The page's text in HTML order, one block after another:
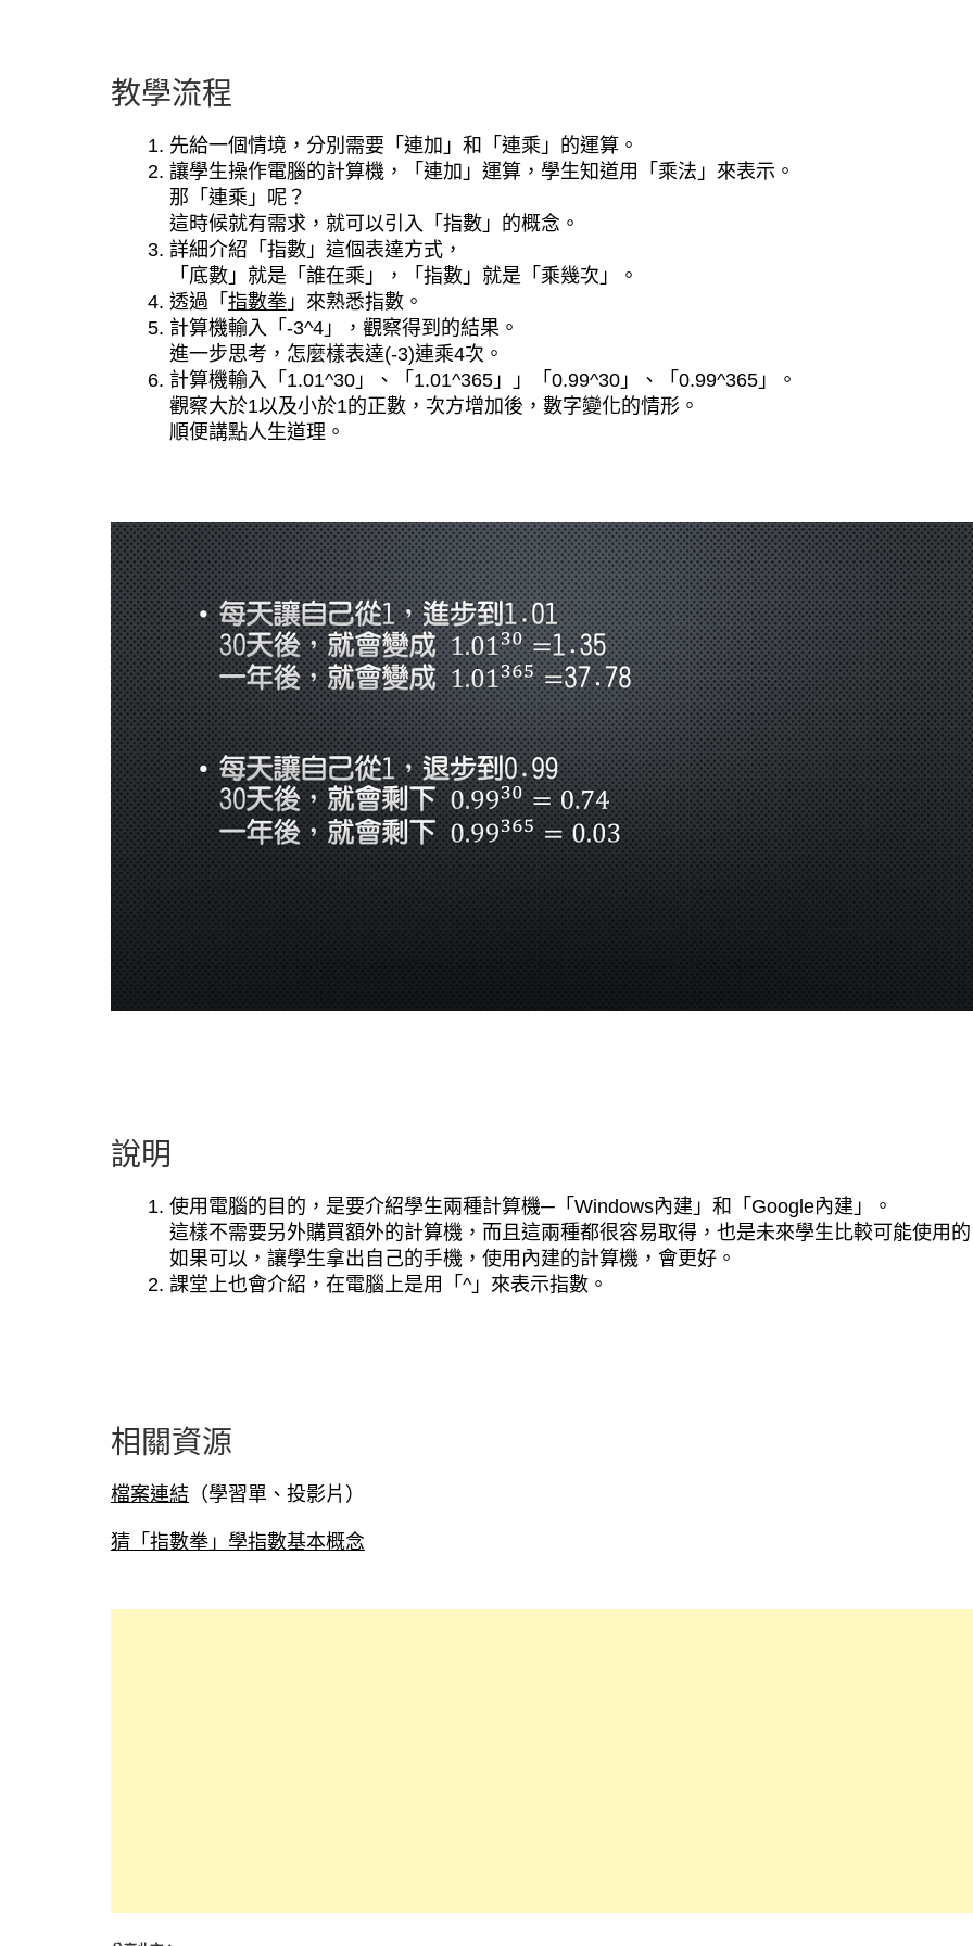
教學流程
先給一個情境，分別需要「連加」和「連乘」的運算。
讓學生操作電腦的計算機，「連加」運算，學生知道用「乘法」來表示。
那「連乘」呢？
這時候就有需求，就可以引入「指數」的概念。
詳細介紹「指數」這個表達方式，
「底數」就是「誰在乘」，「指數」就是「乘幾次」。
透過「 指數拳 」來熟悉指數。
計算機輸入「-3^4」，觀察得到的結果。
進一步思考，怎麼樣表達(-3)連乘4次。
計算機輸入「1.01^30」、「1.01^365」」「0.99^30」、「0.99^365」。
觀察大於1以及小於1的正數，次方增加後，數字變化的情形。
順便講點人生道理。
說明
使用電腦的目的，是要介紹學生兩種計算機─「Windows內建」和「Google內建」。
這樣不需要另外購買額外的計算機，而且這兩種都很容易取得，也是未來學生比較可能使用
如果可以，讓學生拿出自己的手機，使用內建的計算機，會更好。
課堂上也會介紹，在電腦上是用「^」來表示指數。
相關資源
檔案連結 （學習單、投影片）
猜「指數拳」學指數基本概念